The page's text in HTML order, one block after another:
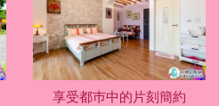
享受都巿中的片刻簡約